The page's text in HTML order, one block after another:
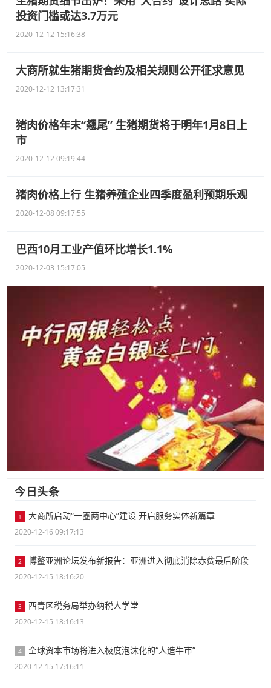
投资门槛或达3.7万元
2020-12-12 15:16:38
大商所就生猪期货合约及相关规则公开征求意见
2020-12-12 13:17:31
猪肉价格年末“翘尾” 生猪期货将于明年1月8日上
市
2020-12-12 09:19:44
猪肉价格上行 生猪养殖企业四季度盈利预期乐观
2020-12-08 09:17:55
巴西10月工业产值环比增长1.1%
2020-12-03 15:17:05
今日头条
1 大商所启动“一圈两中心”建设 开启服务实体新篇章
2020-12-16 09:17:13
2 博鳌亚洲论坛发布新报告：亚洲进入彻底消除赤贫最后阶段
2020-12-15 18:16:20
3 西青区税务局举办纳税人学堂
2020-12-15 18:16:13
4 全球资本市场将进入极度泡沫化的“人造牛市”
2020-12-15 17:16:11